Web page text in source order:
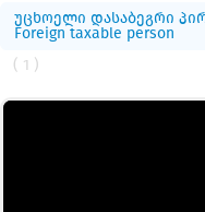
უცხოელი დასაბეგრი
Foreign taxable person
( 1 )